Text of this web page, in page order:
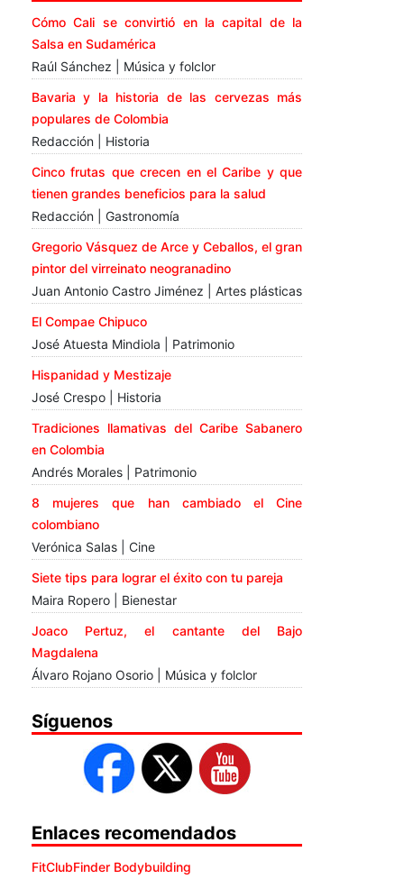
Cómo Cali se convirtió en la capital de la
Salsa en Sudamérica
Raúl Sánchez | Música y folclor
Bavaria y la historia de las cervezas más
populares de Colombia
Redacción | Historia
Cinco frutas que crecen en el Caribe y que
tienen grandes beneficios para la salud
Redacción | Gastronomía
Gregorio Vásquez de Arce y Ceballos, el gran
pintor del virreinato neogranadino
Juan Antonio Castro Jiménez | Artes plásticas
El Compae Chipuco
José Atuesta Mindiola | Patrimonio
Hispanidad y Mestizaje
José Crespo | Historia
Tradiciones llamativas del Caribe Sabanero
en Colombia
Andrés Morales | Patrimonio
8 mujeres que han cambiado el Cine
colombiano
Verónica Salas | Cine
Siete tips para lograr el éxito con tu pareja
Maira Ropero | Bienestar
Joaco Pertuz, el cantante del Bajo
Magdalena
Álvaro Rojano Osorio | Música y folclor
Síguenos
Enlaces recomendados
FitClubFinder Bodybuilding